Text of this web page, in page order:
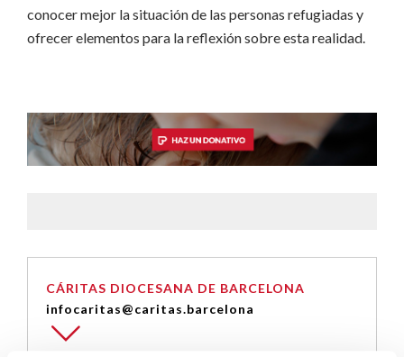
conocer mejor la situación de las personas refugiadas y
ofrecer elementos para la reflexión sobre esta realidad.
CÁRITAS DIOCESANA DE BARCELONA
infocaritas@caritas.barcelona